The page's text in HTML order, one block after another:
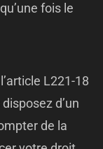
fois le
L221-18
d’un
de la